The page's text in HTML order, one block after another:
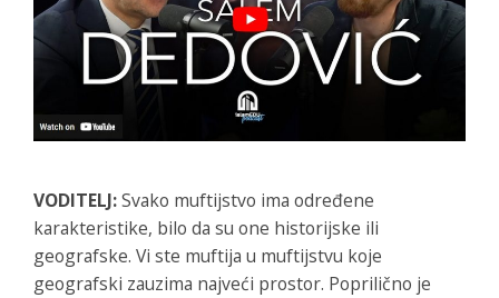
VODITELJ:Svako muftijstvo ima određene
karakteristike, bilo da su one historijske ili
geografske. Vi ste muftija u muftijstvu koje
geografski zauzima najveći prostor. Poprilično je